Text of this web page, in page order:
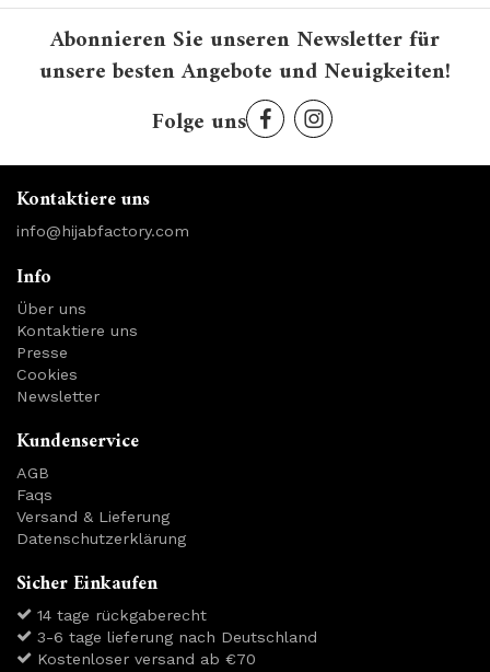
Abonnieren Sie unseren Newsletter für
unsere besten Angebote und Neuigkeiten!
Folge uns
Kontaktiere uns
info@hijabfactory.com
Info
Über uns
Kontaktiere uns
Presse
Cookies
Newsletter
Kundenservice
AGB
Faqs
Versand & Lieferung
Datenschutzerklärung
Sicher Einkaufen
14 tage rückgaberecht
3-6 tage lieferung nach Deutschland
Kostenloser versand ab €70